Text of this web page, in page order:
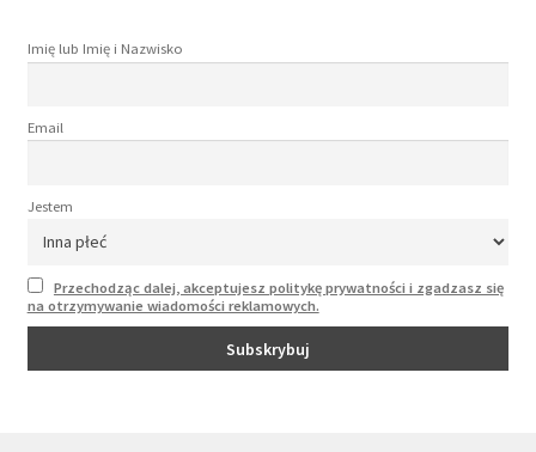
Imię lub Imię i Nazwisko
Email
Jestem
Przechodząc dalej, akceptujesz politykę prywatności i zgadzasz się
na otrzymywanie wiadomości reklamowych.